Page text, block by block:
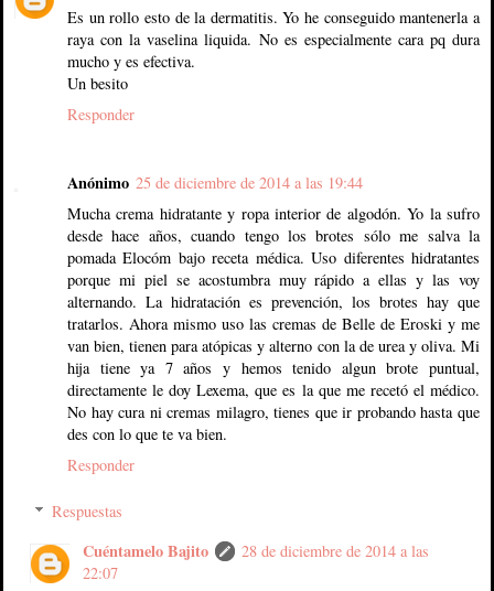
Es un rollo esto de la dermatitis. Yo he conseguido mantenerla a
raya con la vaselina liquida. No es especialmente cara pq dura
mucho y es efectiva.
Un besito
Responder
Anónimo 25 de diciembre de 2014 a las 19:44
Mucha crema hidratante y ropa interior de algodón. Yo la sufro
desde hace años, cuando tengo los brotes sólo me salva la
pomada Elocóm bajo receta médica. Uso diferentes hidratantes
porque mi piel se acostumbra muy rápido a ellas y las voy
alternando. La hidratación es prevención, los brotes hay que
tratarlos. Ahora mismo uso las cremas de Belle de Eroski y me
van bien, tienen para atópicas y alterno con la de urea y oliva. Mi
hija tiene ya 7 años y hemos tenido algun brote puntual,
directamente le doy Lexema, que es la que me recetó el médico.
No hay cura ni cremas milagro, tienes que ir probando hasta que
des con lo que te va bien.
Responder
Respuestas
Cuéntamelo Bajito
28 de diciembre de 2014 a las
22:07